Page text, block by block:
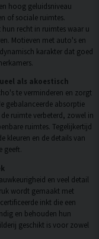
hoog geluidsniveau
of sociale ruimtes.
recht in ruimtes waar u
Motieven met auto's en
karakter dat goed
als akoestisch
te verminderen en zorgt
gebalanceerde absorptie
ruimte verbeterd, zowel in
ruimtes. Tegelijkertijd
kleuren en de details van
geeft.
en veel detail
wordt gemaakt met
inkt die een
en behouden hun
geschikt is voor zowel